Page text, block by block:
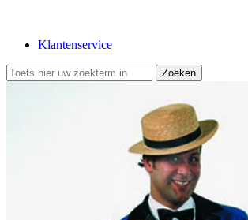
Klantenservice